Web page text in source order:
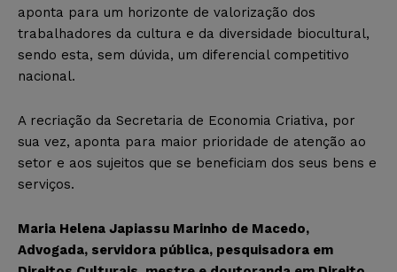
aponta para um horizonte de valorização dos
trabalhadores da cultura e da diversidade biocultural,
sendo esta, sem dúvida, um diferencial competitivo
nacional.
A recriação da Secretaria de Economia Criativa, por
sua vez, aponta para maior prioridade de atenção ao
setor e aos sujeitos que se beneficiam dos seus bens e
serviços.
Maria Helena Japiassu Marinho de Macedo,
Advogada, servidora pública, pesquisadora em